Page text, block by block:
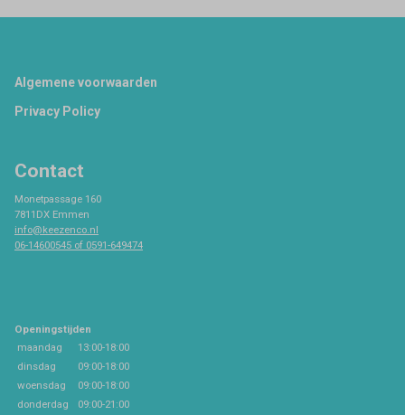
Footer
Algemene voorwaarden
Privacy Policy
Contact
Monetpassage 160
7811DX Emmen
info@keezenco.nl
06-14600545 of 0591-649474
Openingstijden
maandag
13:00-18:00
dinsdag
09:00-18:00
woensdag
09:00-18:00
donderdag
09:00-21:00